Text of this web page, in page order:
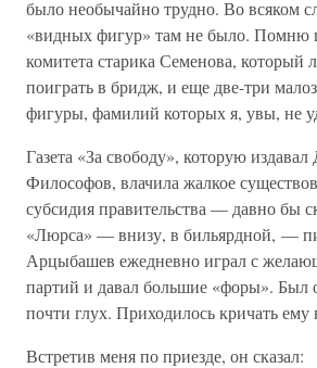
было необычайно трудно. Во всяком
«видных фигур» там не было. Помню
комитета старика Семенова, который
поиграть в бридж, и еще две-три
фигуры, фамилий которых я, увы, не
Газета «За свободу», которую
Философов, влачила жалкое
субсидия правительства — давно бы
«Люрса» — внизу, в бильярдной, —
Арцыбашев ежедневно играл с
партий и давал большие «форы». Был
почти глух. Приходилось кричать ему
Встретив меня по приезде, он сказал: